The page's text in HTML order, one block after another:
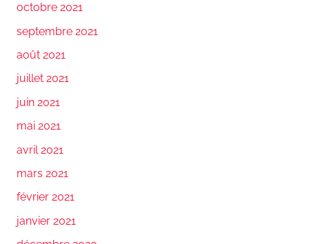
octobre 2021
septembre 2021
août 2021
juillet 2021
juin 2021
mai 2021
avril 2021
mars 2021
février 2021
janvier 2021